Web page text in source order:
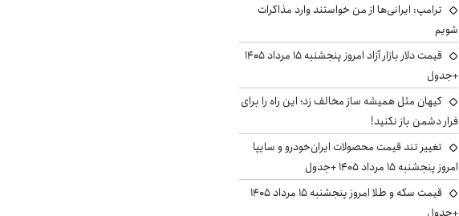
ترامپ: ایرانی‌ها از من خواستند وارد مذاکرات
شویم
قیمت دلار بازار آزاد امروز پنجشنبه ۱۵ مرداد ۱۴۰۵
+جدول
کیهان مثل همیشه ساز مخالف زد؛ این راه را برای
فرار دشمن باز نکنید!
تغییر تند قیمت محصولات ایران‌خودرو و سایپا
امروز پنجشنبه ۱۵ مرداد ۱۴۰۵ +جدول
قیمت سکه و طلا امروز پنجشنبه ۱۵ مرداد ۱۴۰۵